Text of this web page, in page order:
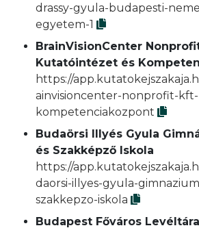
drassy-gyula-budapesti-
egyetem-1
BrainVisionCenter
Kutatóintézet és
https://
ainvisioncenter-nonprofit-
kompetenciakozpont
Budaörsi Illyés Gyula
és Szakképző Iskola
https://
daorsi-illyes-gyula-
szakkepzo-iskola
Budapest Főváros Levéltára